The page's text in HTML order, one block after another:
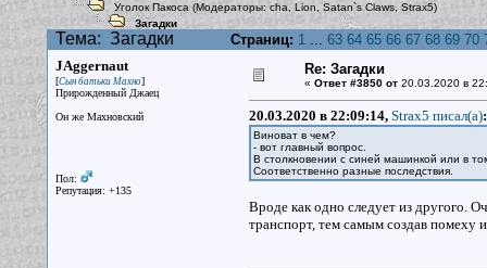
Уголок Пакоса (Модераторы:cha Lion Satan`s Claws, Strax5)
Загадки
Тема: Загадки Страниц: 1... 63 64 65 66 67 68 69 70
JAggernaut
[Сын батьки Махно]
Прирожденный Джаец
Он же Махновский
Пол:
Репутация: +135
Re: Загадки
« Ответ #3850 от20.03.2020 в
20.03.2020 в 22:09:14, Strax5 писал(a):
Виноват в чем?
- вот главный вопрос.
В столкновении с синей машинкой или в
Соответственно разные последствия.
Вроде как одно следует из другого.
транспорт, тем самым создав помеху